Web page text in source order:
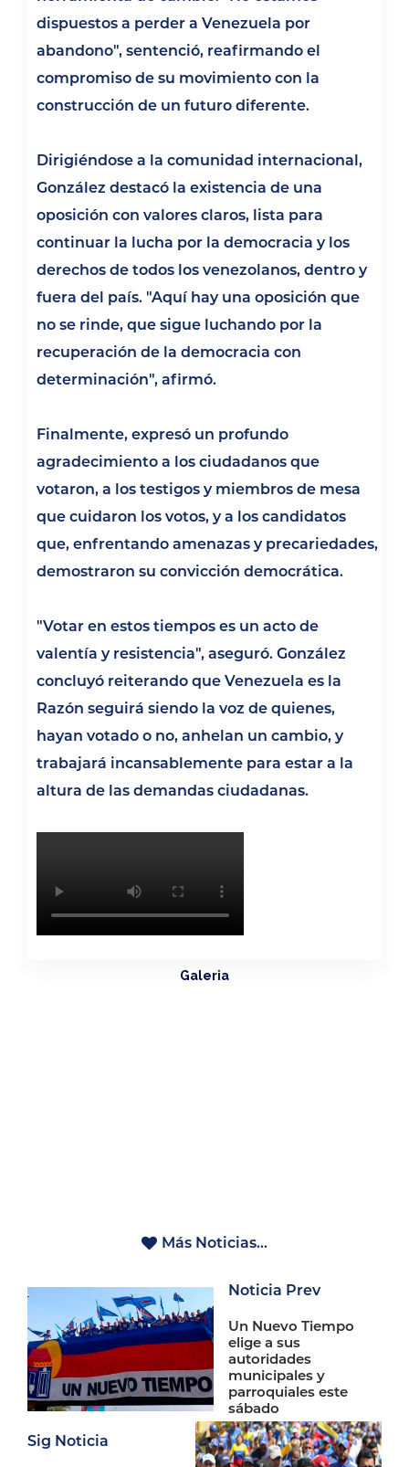
dispuestos a perder a Venezuela por
abandono", sentenció, reafirmando el
compromiso de su movimiento con la
construcción de un futuro diferente.
Dirigiéndose a la comunidad internacional,
González destacó la existencia de una
oposición con valores claros, lista para
continuar la lucha por la democracia y los
derechos de todos los venezolanos, dentro y
fuera del país. "Aquí hay una oposición que
no se rinde, que sigue luchando por la
recuperación de la democracia con
determinación", afirmó.
Finalmente, expresó un profundo
agradecimiento a los ciudadanos que
votaron, a los testigos y miembros de mesa
que cuidaron los votos, y a los candidatos
que, enfrentando amenazas y precariedades,
demostraron su convicción democrática.
"Votar en estos tiempos es un acto de
valentía y resistencia", aseguró. González
concluyó reiterando que Venezuela es la
Razón seguirá siendo la voz de quienes,
hayan votado o no, anhelan un cambio, y
trabajará incansablemente para estar a la
altura de las demandas ciudadanas.
Galeria
Más Noticias...
Noticia Prev
Un Nuevo Tiempo
elige a sus
autoridades
municipales y
parroquiales este
sábado
Sig Noticia